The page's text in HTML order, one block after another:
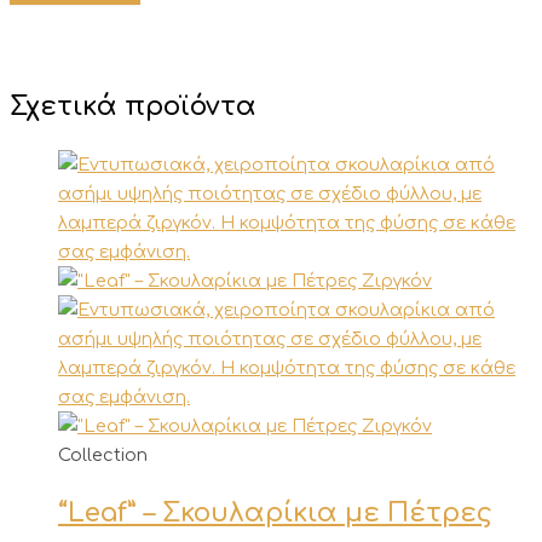
Σχετικά προϊόντα
Collection
“Leaf” – Σκουλαρίκια με Πέτρες
Αυτό
προϊόν